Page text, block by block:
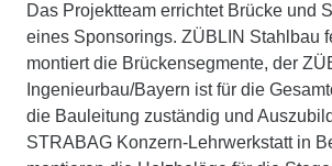
Das Projektteam errichtet Brücke und
eines Sponsorings. ZÜBLIN Stahlbau
montiert die Brückensegmente, der
Ingenieurbau/Bayern ist für die
die Bauleitung zuständig und
STRABAG Konzern-Lehrwerkstatt in